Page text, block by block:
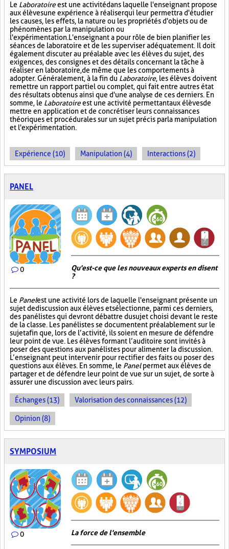
Le Laboratoireest une activité dans laquelle l'enseignant propose
aux élèves une expérience à réaliser qui leur permettra d'étudier
les causes, les effets, la nature ou les propriétés d'objets ou de
phénomènes par la manipulation ou
l'expérimentation. L'enseignant a pour rôle de bien planifier les
séances de laboratoire et de les superviser adéquatement. Il doit
également discuter au préalable avec les élèves du sujet, des
exigences, des consignes et des détails concernant la tâche à
réaliser en laboratoire, de même que les comportements à
adopter. Généralement, à la fin du Laboratoire, les élèves doivent
remettre un rapport partiel ou complet, qui fait entre autres état
des résultats obtenus ainsi que d'une analyse de ces derniers. En
somme, le Laboratoireest une activité permettant aux élèves de
mettre en application et de concrétiser leurs connaissances
théoriques et procédurales sur un sujet précis par la manipulation
et l'expérimentation.
Expérience (10) Manipulation (4) Interactions (2)
PANEL
0
Qu'est-ce que les nouveaux experts en disent
?
Le Panelest une activité lors de laquelle l'enseignant présente un
sujet de discussion aux élèves et sélectionne, parmi ces derniers,
des panélistes qui devront débattre du sujet choisi devant le reste
de la classe. Les panélistes se documentent préalablement sur le
sujet afin que, lors de l’activité, ils soient en mesure de défendre
leur point de vue. Les élèves formant l’auditoire sont invités à
poser des questions aux panélistes pour alimenter la discussion.
L’enseignant peut intervenir pour rectifier des faits ou poser des
questions aux élèves. En somme, le Panelpermet aux élèves de
partager et de défendre leur point de vue sur un sujet, de sorte à
assurer une discussion avec leurs pairs.
Échanges (13) Valorisation des connaissances (12)
Opinion (8)
SYMPOSIUM
0 La force de l'ensemble